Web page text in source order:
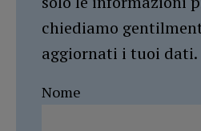
chiediamo
aggiornati i tuoi dati.
Nome